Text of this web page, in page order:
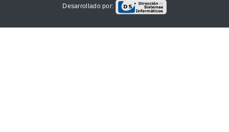
Desarrollado por: